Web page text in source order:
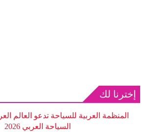
إخترنا لك
المنظمة العربية للسياحة تدعو العالم
السياحة العربي 2026